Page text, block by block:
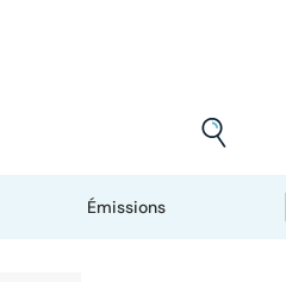
Émissions